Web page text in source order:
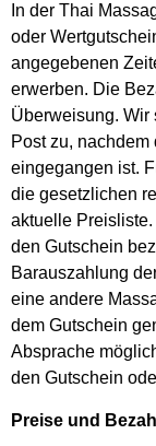
In der Thai
oder
angegebenen
erwerben. Die
Überweisung. Wir
Post zu,
eingegangen ist.
die gesetzlichen
aktuelle
den Gutschein
Barauszahlung
eine andere
dem Gutschein
Absprache
den Gutschein
Preise und